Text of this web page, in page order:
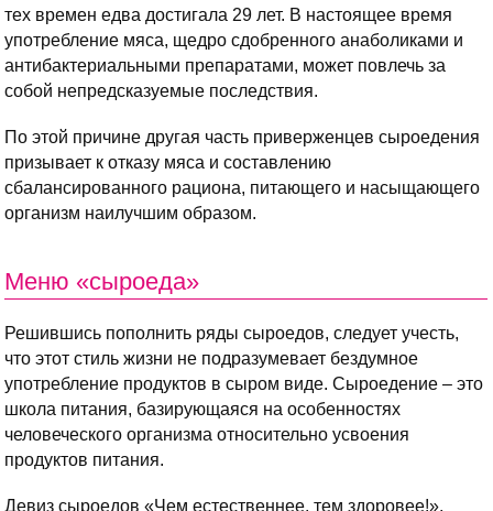
тех времен едва достигала 29 лет. В настоящее время
употребление мяса, щедро сдобренного анаболиками и
антибактериальными препаратами, может повлечь за
собой непредсказуемые последствия.
По этой причине другая часть приверженцев сыроедения
призывает к отказу мяса и составлению
сбалансированного рациона, питающего и насыщающего
организм наилучшим образом.
Меню «сыроеда»
Решившись пополнить ряды сыроедов, следует учесть,
что этот стиль жизни не подразумевает бездумное
употребление продуктов в сыром виде. Сыроедение – это
школа питания, базирующаяся на особенностях
человеческого организма относительно усвоения
продуктов питания.
Девиз сыроедов «Чем естественнее, тем здоровее!»,